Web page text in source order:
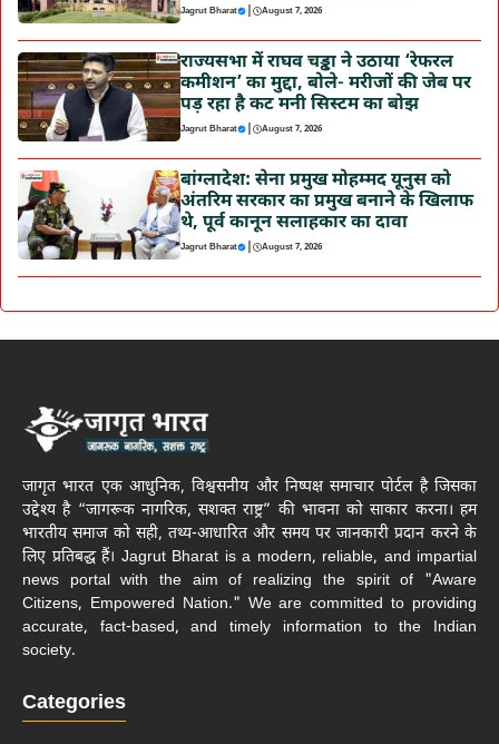
Jagrut Bharat | August 7, 2026
राज्यसभा में राघव चड्ढा ने उठाया ‘रेफरल
कमीशन’ का मुद्दा, बोले- मरीजों की जेब पर
पड़ रहा है कट मनी सिस्टम का बोझ
Jagrut Bharat | August 7, 2026
बांग्लादेश: सेना प्रमुख मोहम्मद यूनुस को
अंतरिम सरकार का प्रमुख बनाने के खिलाफ
थे, पूर्व कानून सलाहकार का दावा
Jagrut Bharat | August 7, 2026
जागृत भारत एक आधुनिक, विश्वसनीय और निष्पक्ष समाचार पोर्टल है जिसका
उद्देश्य है “जागरूक नागरिक, सशक्त राष्ट्र” की भावना को साकार करना। हम
भारतीय समाज को सही, तथ्य-आधारित और समय पर जानकारी प्रदान करने के
लिए प्रतिबद्ध हैं। Jagrut Bharat is a modern, reliable, and impartial
news portal with the aim of realizing the spirit of "Aware
Citizens, Empowered Nation." We are committed to providing
accurate, fact-based, and timely information to the Indian
society.
Categories